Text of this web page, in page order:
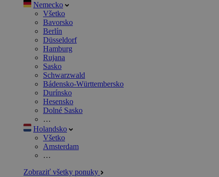
Nemecko
Všetko
Bavorsko
Berlín
Düsseldorf
Hamburg
Rujana
Sasko
Schwarzwald
Bádensko-Württembersko
Durínsko
Hesensko
Dolné Sasko
…
Holandsko
Všetko
Amsterdam
…
Zobraziť všetky ponuky